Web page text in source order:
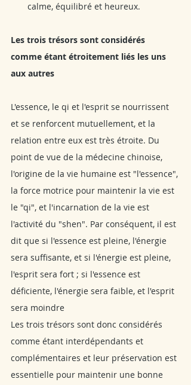
calme, équilibré et heureux.
Les trois trésors sont considérés
comme étant étroitement liés les uns
aux autres
L'essence, le qi et l'esprit se nourrissent
et se renforcent mutuellement, et la
relation entre eux est très étroite. Du
point de vue de la médecine chinoise,
l'origine de la vie humaine est "l'essence",
la force motrice pour maintenir la vie est
le "qi", et l'incarnation de la vie est
l'activité du "shen". Par conséquent, il est
dit que si l'essence est pleine, l'énergie
sera suffisante, et si l'énergie est pleine,
l'esprit sera fort ; si l'essence est
déficiente, l'énergie sera faible, et l'esprit
sera moindre
Les trois trésors sont donc considérés
comme étant interdépendants et
complémentaires et leur préservation est
essentielle pour maintenir une bonne